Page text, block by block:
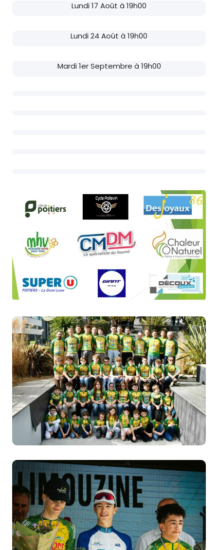
Lundi 17 Août à 19h00
Lundi 24 Août à 19h00
Mardi 1er Septembre à 19h00